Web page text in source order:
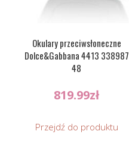
Okulary przeciwsłoneczne
Dolce&Gabbana 4413 338987
48
819.99zł
Przejdź do produktu